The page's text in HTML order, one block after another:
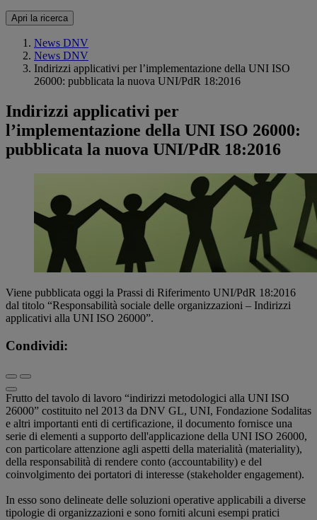
Apri la ricerca
News DNV
News DNV
Indirizzi applicativi per l’implementazione della UNI ISO
26000: pubblicata la nuova UNI/PdR 18:2016
Indirizzi applicativi per
l’implementazione della UNI ISO 26000:
pubblicata la nuova UNI/PdR 18:2016
Viene pubblicata oggi la Prassi di Riferimento UNI/PdR 18:2016
dal titolo “Responsabilità sociale delle organizzazioni – Indirizzi
applicativi alla UNI ISO 26000”.
Condividi:
Frutto del tavolo di lavoro “indirizzi metodologici alla UNI ISO
26000” costituito nel 2013 da DNV GL, UNI, Fondazione Sodalitas
e altri importanti enti di certificazione, il documento fornisce una
serie di elementi a supporto dell'applicazione della UNI ISO 26000,
con particolare attenzione agli aspetti della materialità (materiality),
della responsabilità di rendere conto (accountability) e del
coinvolgimento dei portatori di interesse (stakeholder engagement).
In esso sono delineate delle soluzioni operative applicabili a diverse
tipologie di organizzazioni e sono forniti alcuni esempi pratici